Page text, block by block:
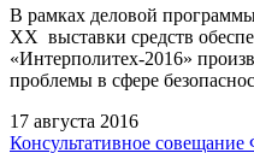
В рамках деловой
XX выставки средств
«Интерполитех-2016»
проблемы в сфере
17 августа 2016
Консультативное